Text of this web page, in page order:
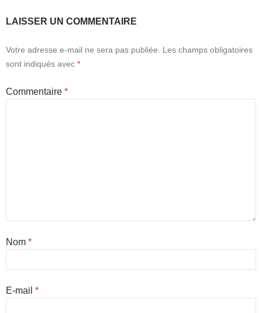
LAISSER UN COMMENTAIRE
Votre adresse e-mail ne sera pas publiée.
Les champs obligatoires
sont indiqués avec *
Commentaire *
Nom *
E-mail *